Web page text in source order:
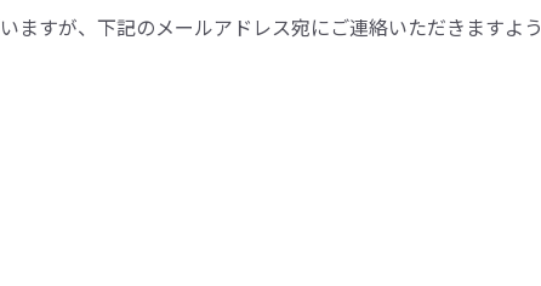
ますが、下記のメールアドレス宛にご連絡いただきますよう